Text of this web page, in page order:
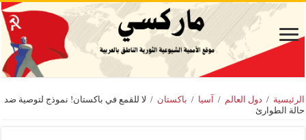
الرئيسية / دول العالم / آسيا / باكستان / لا للقمع في باكستان! نموذج لتوصية ضد
حالة الطوارئ